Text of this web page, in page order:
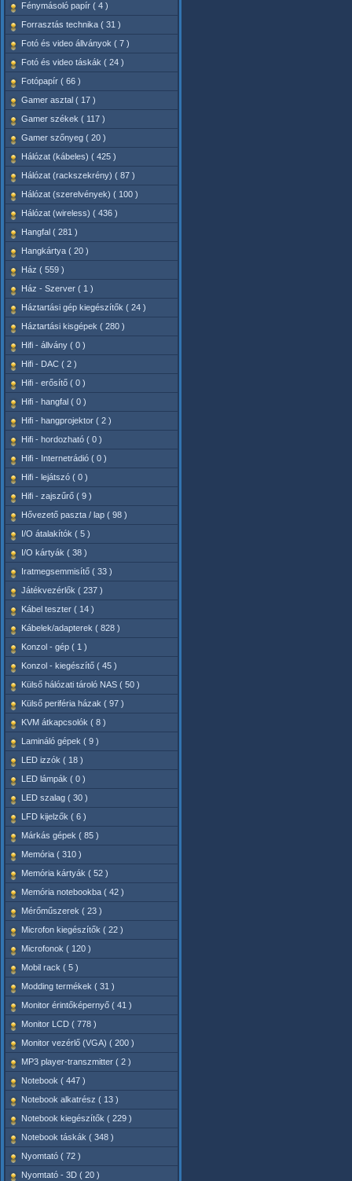
Fénymásoló papír ( 4 )
Forrasztás technika ( 31 )
Fotó és video állványok ( 7 )
Fotó és video táskák ( 24 )
Fotópapír ( 66 )
Gamer asztal ( 17 )
Gamer székek ( 117 )
Gamer szőnyeg ( 20 )
Hálózat (kábeles) ( 425 )
Hálózat (rackszekrény) ( 87 )
Hálózat (szerelvények) ( 100 )
Hálózat (wireless) ( 436 )
Hangfal ( 281 )
Hangkártya ( 20 )
Ház ( 559 )
Ház - Szerver ( 1 )
Háztartási gép kiegészítők ( 24 )
Háztartási kisgépek ( 280 )
Hifi - állvány ( 0 )
Hifi - DAC ( 2 )
Hifi - erősítő ( 0 )
Hifi - hangfal ( 0 )
Hifi - hangprojektor ( 2 )
Hifi - hordozható ( 0 )
Hifi - Internetrádió ( 0 )
Hifi - lejátszó ( 0 )
Hifi - zajszűrő ( 9 )
Hővezető paszta / lap ( 98 )
I/O átalakítók ( 5 )
I/O kártyák ( 38 )
Iratmegsemmisítő ( 33 )
Játékvezérlők ( 237 )
Kábel teszter ( 14 )
Kábelek/adapterek ( 828 )
Konzol - gép ( 1 )
Konzol - kiegészítő ( 45 )
Külső hálózati tároló NAS ( 50 )
Külső periféria házak ( 97 )
KVM átkapcsolók ( 8 )
Lamináló gépek ( 9 )
LED izzók ( 18 )
LED lámpák ( 0 )
LED szalag ( 30 )
LFD kijelzők ( 6 )
Márkás gépek ( 85 )
Memória ( 310 )
Memória kártyák ( 52 )
Memória notebookba ( 42 )
Mérőműszerek ( 23 )
Microfon kiegészítők ( 22 )
Microfonok ( 120 )
Mobil rack ( 5 )
Modding termékek ( 31 )
Monitor érintőképernyő ( 41 )
Monitor LCD ( 778 )
Monitor vezérlő (VGA) ( 200 )
MP3 player-transzmitter ( 2 )
Notebook ( 447 )
Notebook alkatrész ( 13 )
Notebook kiegészítők ( 229 )
Notebook táskák ( 348 )
Nyomtató ( 72 )
Nyomtató - 3D ( 20 )